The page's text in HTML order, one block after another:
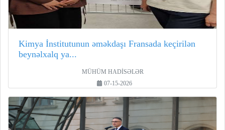
Kimya İnstitutunun əməkdaşı Fransada keçirilən
beynəlxalq ya...
MÜHÜM HADİSƏLƏR
07-15-2026